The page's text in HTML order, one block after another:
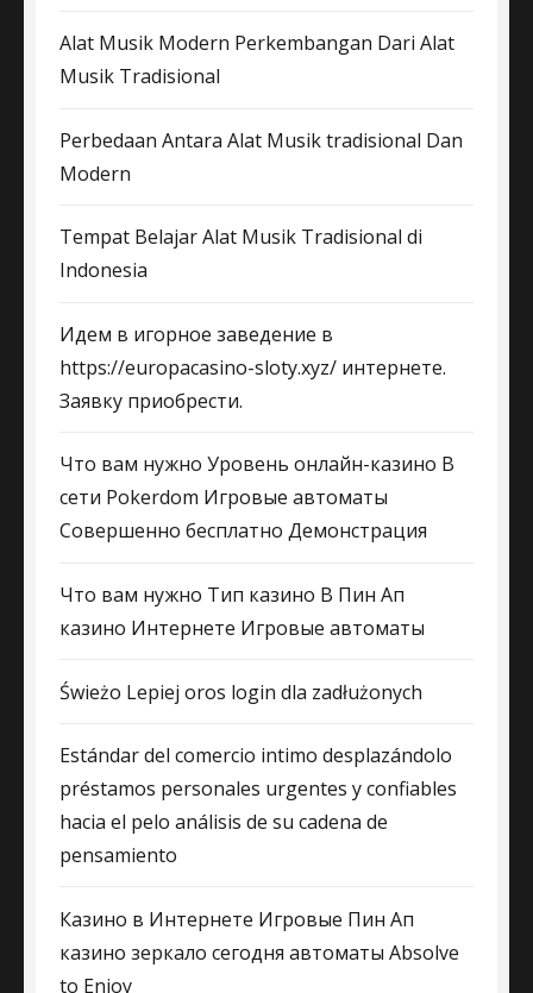
Alat Musik Modern Perkembangan Dari Alat
Musik Tradisional
Perbedaan Antara Alat Musik tradisional Dan
Modern
Tempat Belajar Alat Musik Tradisional di
Indonesia
Идем в игорное заведение в
https://europacasino-sloty.xyz/ интернете.
Заявку приобрести.
Что вам нужно Уровень онлайн-казино В
сети Pokerdom Игровые автоматы
Совершенно бесплатно Демонстрация
Что вам нужно Тип казино В Пин Ап
казино Интернете Игровые автоматы
Świeżo Lepiej oros login dla zadłużonych
Estándar del comercio intimo desplazándolo
préstamos personales urgentes y confiables
hacia el pelo análisis de su cadena de
pensamiento
Казино в Интернете Игровые Пин Ап
казино зеркало сегодня автоматы Absolve
to Enjoy